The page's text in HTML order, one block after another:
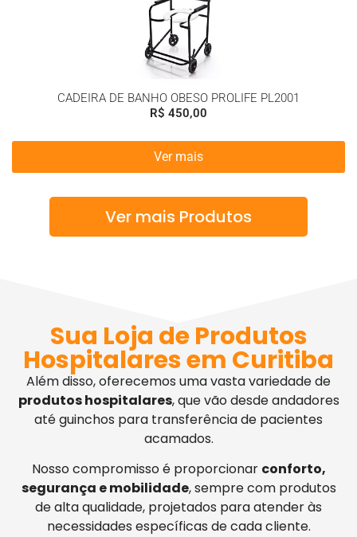
CADEIRA DE BANHO OBESO PROLIFE PL2001
R$ 450,00
Ver mais
Ver mais Produtos
Sua Loja de Produtos
Hospitalares em Curitiba
Além disso, oferecemos uma vasta variedade de
produtos hospitalares, que vão desde andadores
até guinchos para transferência de pacientes
acamados.
Nosso compromisso é proporcionar conforto,
segurança e mobilidade, sempre com produtos
de alta qualidade, projetados para atender às
necessidades específicas de cada cliente.